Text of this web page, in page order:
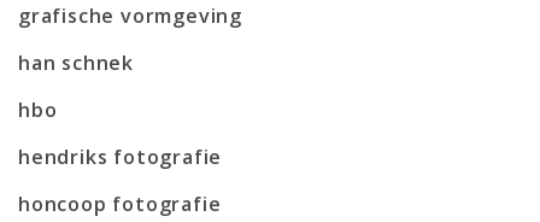
grafische vormgeving
han schnek
hbo
hendriks fotografie
honcoop fotografie